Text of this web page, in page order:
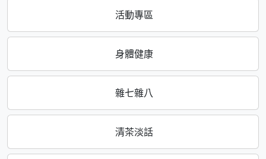
活動專區
身體健康
雜七雜八
清茶淡話